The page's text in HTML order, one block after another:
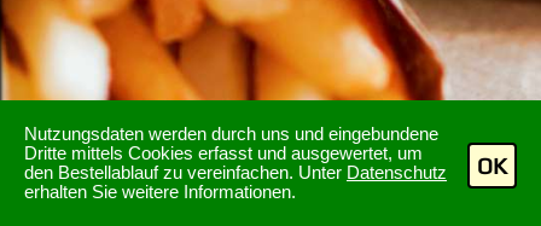
Nutzungsdaten werden durch uns und eingebundene
Dritte mittels Cookies erfasst und ausgewertet, um
den Bestellablauf zu vereinfachen. Unter Datenschutz
erhalten Sie weitere Informationen.
OK